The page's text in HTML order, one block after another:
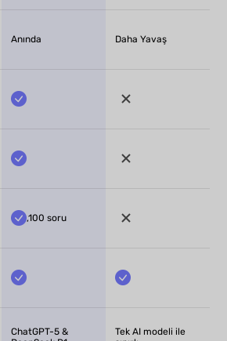
Anında Daha Yavaş
,100 soru
ChatGPT-5 &
Tek AI modeli ile